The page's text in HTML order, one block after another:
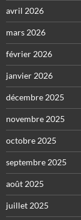
avril 2026
mars 2026
février 2026
janvier 2026
décembre 2025
novembre 2025
octobre 2025
septembre 2025
août 2025
juillet 2025